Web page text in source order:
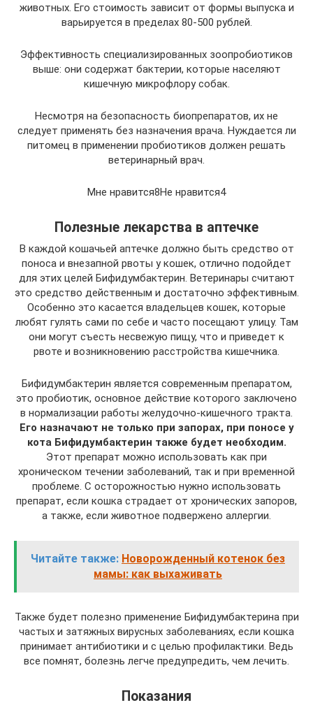
животных. Его стоимость зависит от формы выпуска и
варьируется в пределах 80-500 рублей.
Эффективность специализированных зоопробиотиков
выше: они содержат бактерии, которые населяют
кишечную микрофлору собак.
Несмотря на безопасность биопрепаратов, их не
следует применять без назначения врача. Нуждается ли
питомец в применении пробиотиков должен решать
ветеринарный врач.
Мне нравится8Не нравится4
Полезные лекарства в аптечке
В каждой кошачьей аптечке должно быть средство от
поноса и внезапной рвоты у кошек, отлично подойдет
для этих целей Бифидумбактерин. Ветеринары считают
это средство действенным и достаточно эффективным.
Особенно это касается владельцев кошек, которые
любят гулять сами по себе и часто посещают улицу. Там
они могут съесть несвежую пищу, что и приведет к
рвоте и возникновению расстройства кишечника.
Бифидумбактерин является современным препаратом,
это пробиотик, основное действие которого заключено
в нормализации работы желудочно-кишечного тракта.
Его назначают не только при запорах, при поносе у
кота Бифидумбактерин также будет необходим.
Этот препарат можно использовать как при
хроническом течении заболеваний, так и при временной
проблеме. С осторожностью нужно использовать
препарат, если кошка страдает от хронических запоров,
а также, если животное подвержено аллергии.
Читайте также: Новорожденный котенок без
мамы: как выхаживать
Также будет полезно применение Бифидумбактерина при
частых и затяжных вирусных заболеваниях, если кошка
принимает антибиотики и с целью профилактики. Ведь
все помнят, болезнь легче предупредить, чем лечить.
Показания